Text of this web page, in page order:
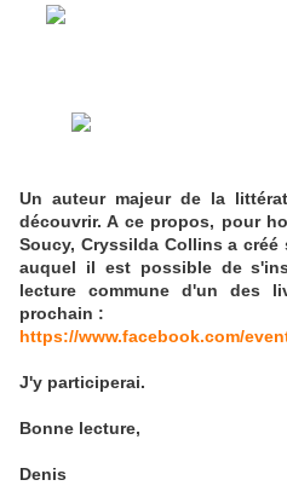
Un auteur majeur de la
découvrir. A ce propos, pour
Soucy, Cryssilda Collins a
auquel il est possible de
lecture commune d'un des
prochain :
https://www.facebook.com/
J'y participerai.
Bonne lecture,
Denis